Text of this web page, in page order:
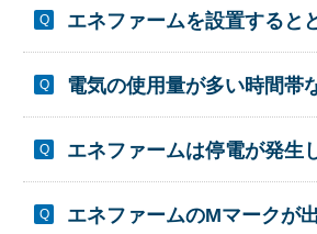
エネファームを設置すると
電気の使用量が多い時間帯
エネファームは停電が発生
エネファームのMマークが